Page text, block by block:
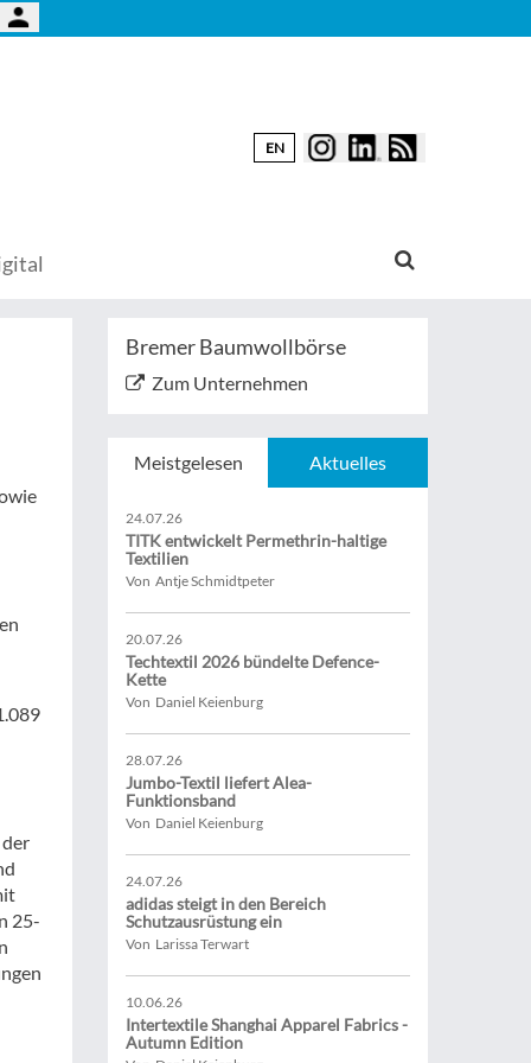
EN
25-
Bremer Baumwollbörse
Zum Unternehmen
Meistgelesen Aktuelles
24.07.26
TITK entwickelt Permethrin-haltige
Textilien
Von Antje Schmidtpeter
20.07.26
Techtextil 2026 bündelte Defence-
Kette
Von Daniel Keienburg
28.07.26
Jumbo-Textil liefert Alea-
Funktionsband
Von Daniel Keienburg
24.07.26
adidas steigt in den Bereich
Schutzausrüstung ein
Von Larissa Terwart
10.06.26
Intertextile Shanghai Apparel Fabrics -
Autumn Edition